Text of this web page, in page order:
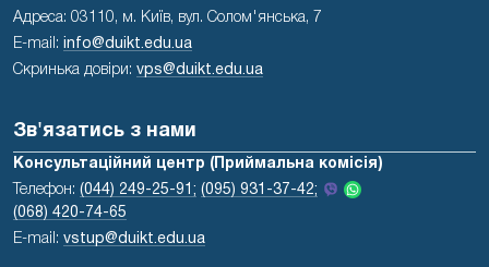
Адреса: 03110, м. Київ, вул. Солом'янська, 7
E-mail: info@duikt.edu.ua
Скринька довіри: vps@duikt.edu.ua
Зв'язатись з нами
Консультаційний центр (Приймальна комісія)
Телефон: (044) 249-25-91; (095) 931-37-42;
(068) 420-74-65
E-mail: vstup@duikt.edu.ua